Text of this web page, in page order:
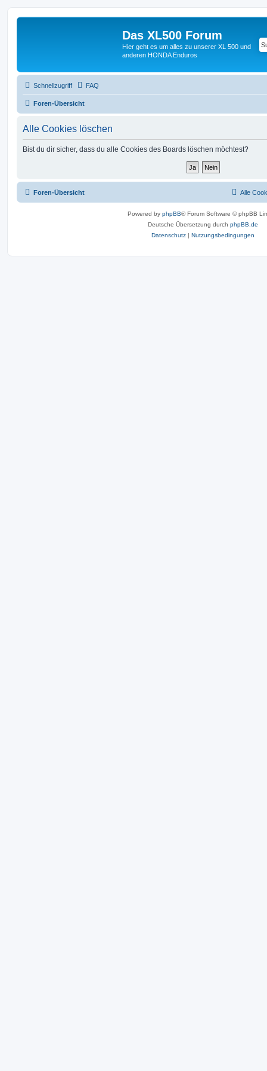
Das XL500 Forum
Hier geht es um alles zu unserer XL 500 und
anderen HONDA Enduros
Schnellzugriff FAQ
Foren-Übersicht
Alle Cookies löschen
Bist du dir sicher, dass du alle Cookies des Boards löschen möchtest?
Foren-Übersicht Alle
Powered by phpBB® Forum Software © phpBB
Deutsche Übersetzung durch phpBB.de
Datenschutz | Nutzungsbedingungen